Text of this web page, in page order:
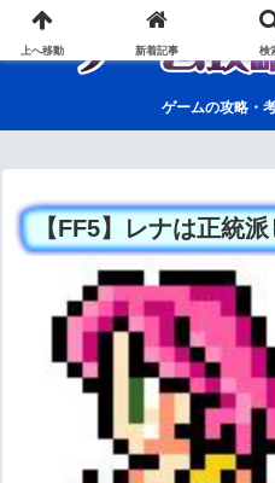
ゲームの攻略・
【FF5】レナは正統
上へ移動 新着記事 検